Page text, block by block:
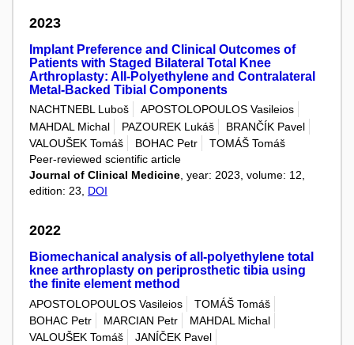
2023
Implant Preference and Clinical Outcomes of
Patients with Staged Bilateral Total Knee
Arthroplasty: All-Polyethylene and Contralateral
Metal-Backed Tibial Components
NACHTNEBL Luboš
APOSTOLOPOULOS Vasileios
MAHDAL Michal
PAZOUREK Lukáš
BRANČÍK Pavel
VALOUŠEK Tomáš
BOHAC Petr
TOMÁŠ Tomáš
Peer-reviewed scientific article
Journal of Clinical Medicine , year: 2023, volume: 12,
edition: 23, DOI
2022
Biomechanical analysis of all-polyethylene total
knee arthroplasty on periprosthetic tibia using
the finite element method
APOSTOLOPOULOS Vasileios
TOMÁŠ Tomáš
BOHAC Petr
MARCIAN Petr
MAHDAL Michal
VALOUŠEK Tomáš
JANÍČEK Pavel